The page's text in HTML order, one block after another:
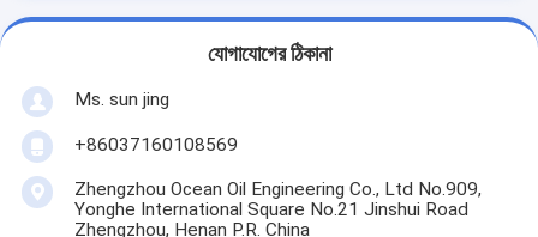
যোগাযোগের ঠিকানা
Ms. sun jing
+86037160108569
Zhengzhou Ocean Oil Engineering Co., Ltd No.909,
Yonghe International Square No.21 Jinshui Road
Zhengzhou, Henan P.R. China